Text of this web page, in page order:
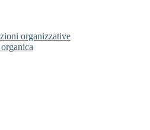
organizzative